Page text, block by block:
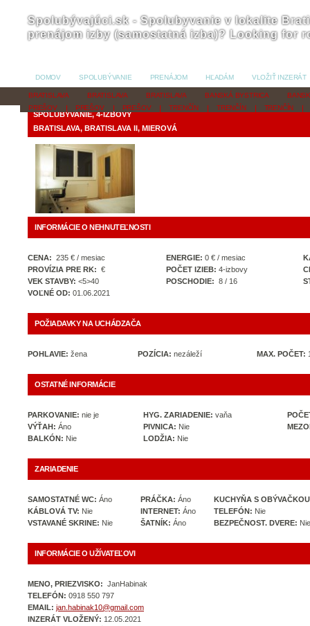
Spolubývajúci.sk - Spolubyvanie v lokalite
prenájom izby (samostatná izba)? Looking for
DOMOV SPOLUBÝVANIE PRENÁJOM HĽADÁM VLOŽIŤ INZERÁT
BRATISLAVA BRATISLAVA BRATISLAVA BANSKÁ BYSTRICA
PREŠOV
PREŠOV PREŠOV TRENČÍN TRENČÍN TRENČÍN
SPOLUBÝVANIE, 4-IZBOVY
BRATISLAVA, BRATISLAVA II, MIEROVÁ
INFORMÁCIE O NEHNUTEĽNOSTI
CENA: 235 € / mesiac ENERGIE: 0 € / mesiac
PROVÍZIA PRE RK: € POČET IZIEB: 4-izbovy
VEK STAVBY: <5>40 POSCHODIE: 8 / 16
VOĽNÉ OD: 01.06.2021
POŽIADAVKY NA UCHÁDZAČA
POHLAVIE: žena POZÍCIA: nezáleží MAX. POČET:
OSTATNÉ INFORMÁCIE
PARKOVANIE: nie je HYG. ZARIADENIE: vaňa
VÝŤAH: Áno PIVNICA: Nie
BALKÓN: Nie LODŽIA: Nie
ZARIADENIE
SAMOSTATNÉ WC: Áno PRÁČKA: Áno
KUCHYŇA S
KÁBLOVÁ TV: Nie INTERNET: Áno TELEFÓN: Nie
VSTAVANÉ SKRINE: Nie ŠATNÍK: Áno BEZPEČNOST. DVERE: Nie
INFORMÁCIE O UŽÍVATEĽOVI
MENO, PRIEZVISKO: JanHabinak
TELEFÓN: 0918 550 797
EMAIL: jan.habinak10@gmail.com
INZERÁT VLOŽENÝ: 12.05.2021